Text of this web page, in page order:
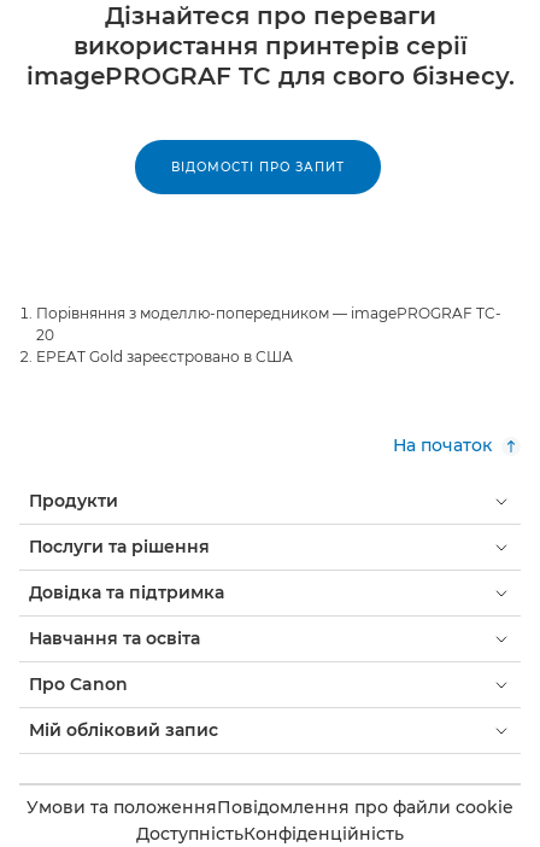
Дізнайтеся про переваги
використання принтерів серії
imagePROGRAF TC для свого бізнесу.
ВІДОМОСТІ ПРО ЗАПИТ
Порівняння з моделлю-попередником — imagePROGRAF TC-
20
EPEAT Gold зареєстровано в США
На початок
Продукти
Послуги та рішення
Довідка та підтримка
Навчання та освіта
Про Canon
Мій обліковий запис
Умови та положенняПовідомлення про файли cookie
ДоступністьКонфіденційність